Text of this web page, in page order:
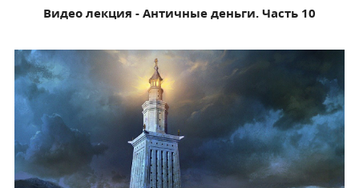
Видео лекция - Античные деньги. Часть 10